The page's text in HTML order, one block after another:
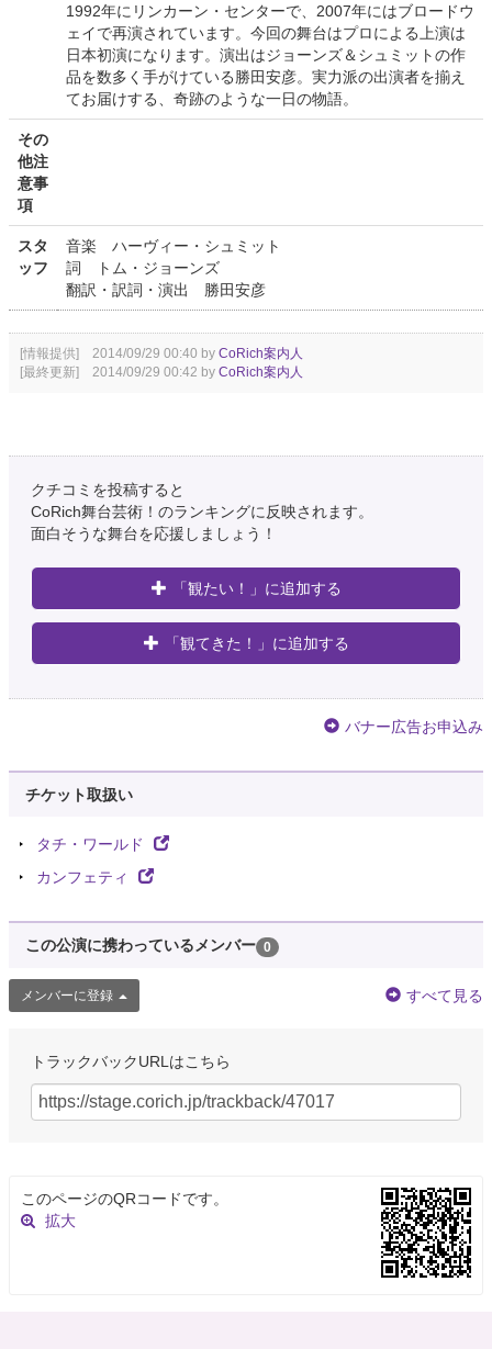
1992年にリンカーン・センターで、2007年にはブロードウ
ェイで再演されています。今回の舞台はプロによる上演は
日本初演になります。演出はジョーンズ＆シュミットの作
品を数多く手がけている勝田安彦。実力派の出演者を揃え
てお届けする、奇跡のような一日の物語。
その
他注
意事
項
スタ
ッフ
音楽 ハーヴィー・シュミット
詞 トム・ジョーンズ
翻訳・訳詞・演出 勝田安彦
[情報提供] 2014/09/29 00:40 by CoRich案内人
[最終更新] 2014/09/29 00:42 by CoRich案内人
クチコミを投稿すると
CoRich舞台芸術！のランキングに反映されます。
面白そうな舞台を応援しましょう！
「観たい！」に追加する
「観てきた！」に追加する
バナー広告お申込み
チケット取扱い
タチ・ワールド
カンフェティ
この公演に携わっているメンバー 0
メンバーに登録 すべて見る
トラックバックURLはこちら
このページのQRコードです。
拡大